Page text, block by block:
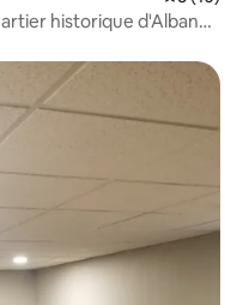
historique d'Albany